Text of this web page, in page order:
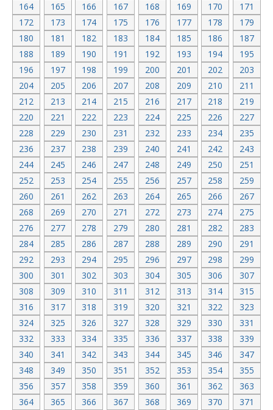
164
165 166 167 168 169 170
171
172
173 174 175 176 177 178
179
180
181 182 183 184 185 186
187
188
189 190 191 192 193 194
195
196
197 198 199 200 201 202
203
204
205 206 207 208 209 210
211
212
213 214 215 216 217 218
219
220
221 222 223 224 225 226
227
228
229 230 231 232 233 234
235
236
237 238 239 240 241 242
243
244
245 246 247 248 249 250
251
252
253 254 255 256 257 258
259
260
261 262 263 264 265 266
267
268
269 270 271 272 273 274
275
276
277 278 279 280 281 282
283
284
285 286 287 288 289 290
291
292
293 294 295 296 297 298
299
300
301 302 303 304 305 306
307
308
309 310 311 312 313 314
315
316
317 318 319 320 321 322
323
324
325 326 327 328 329 330
331
332
333 334 335 336 337 338
339
340
341 342 343 344 345 346
347
348
349 350 351 352 353 354
355
356
357 358 359 360 361 362
363
364
365 366 367 368 369 370 371